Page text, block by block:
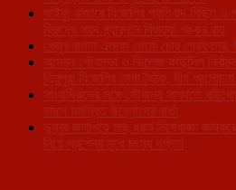
থাইবুং বাজারে বিজেপির প্রতিবাদ
বিরুদ্ধে সরব প্রাক্তন বিধায়ক শঙ্কর রায়
খেজুর বাগান এলাকা থেকে চোর
আসন্ন পৌরসভা ও ভিলেজ কাউন্সিল
ত্রিপুরা বিজেপির মেগা বৈঠক, দীর্ঘ
সাংবাদিকদের সঙ্গে সৌজন্য সাক্ষাতে
দমনে সমন্বিত উদ্যোগের বার্তা
ডুম্বুর জলাশয়ে মাছ ধরার নিষেধাজ্ঞা
নিয়ে প্রশ্নের মুখে মৎস্য দপ্তর